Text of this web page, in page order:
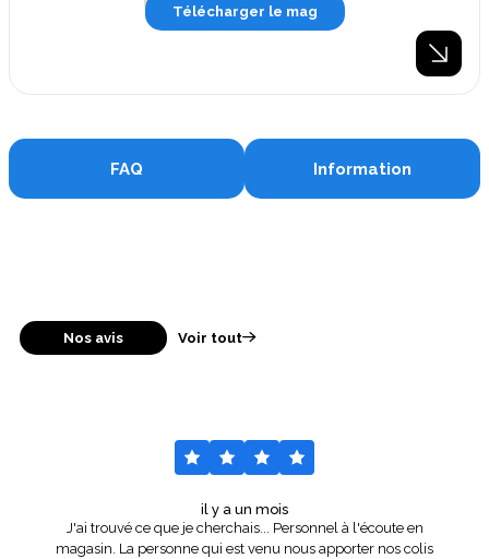
Télécharger le mag
FAQ Information
Nos avis Voir tout
il y a un mois
J'ai trouvé ce que je cherchais... Personnel à l'écoute en
magasin. La personne qui est venu nous apporter nos colis